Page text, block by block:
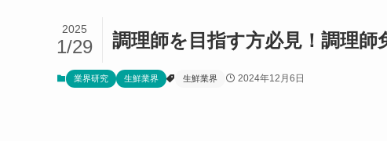
調理師を目指す方必見！調理
2025
1/29
業界研究 生鮮業界 生鮮業界 2024年12月6日